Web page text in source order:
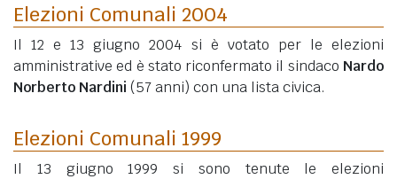
Elezioni Comunali 2004
Il 12 e 13 giugno 2004 si è votato per le elezioni
amministrative ed è stato riconfermato il sindaco Nardo
Norberto Nardini (57 anni) con una lista civica.
Elezioni Comunali 1999
Il 13 giugno 1999 si sono tenute le elezioni